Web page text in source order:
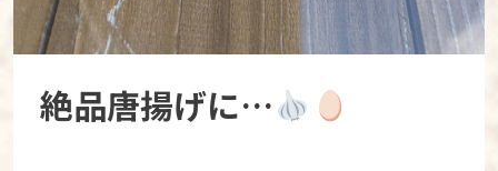
絶品唐揚げに…